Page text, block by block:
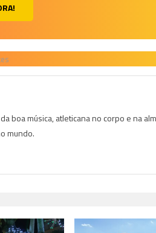
boa música, atleticana no corpo e na
mundo.